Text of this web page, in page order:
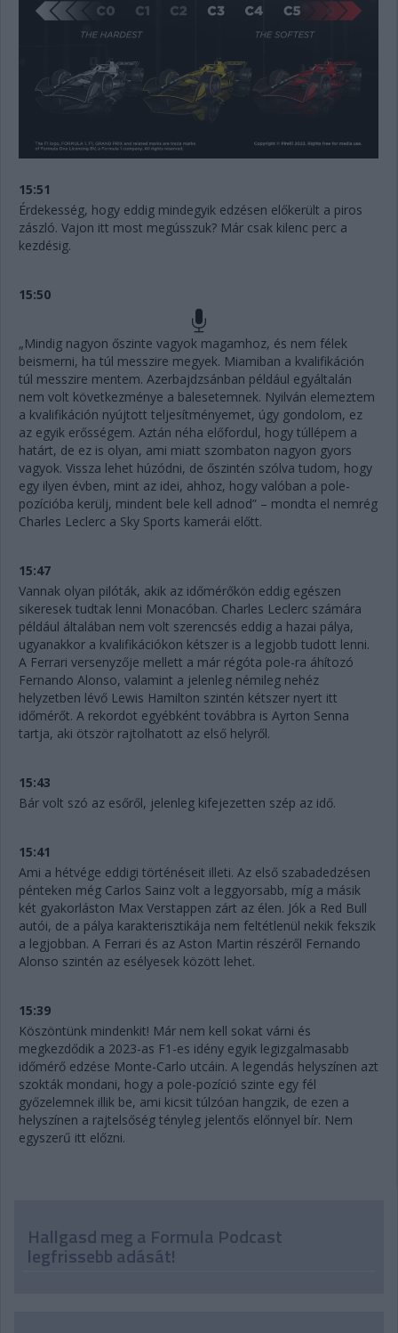
15:51
Érdekesség, hogy eddig mindegyik edzésen előkerült a piros
zászló. Vajon itt most megússzuk? Már csak kilenc perc a
kezdésig.
15:50
„Mindig nagyon őszinte vagyok magamhoz, és nem félek
beismerni, ha túl messzire megyek. Miamiban a kvalifikáción
túl messzire mentem. Azerbajdzsánban például egyáltalán
nem volt következménye a balesetemnek. Nyilván elemeztem
a kvalifikáción nyújtott teljesítményemet, úgy gondolom, ez
az egyik erősségem. Aztán néha előfordul, hogy túllépem a
határt, de ez is olyan, ami miatt szombaton nagyon gyors
vagyok. Vissza lehet húzódni, de őszintén szólva tudom, hogy
egy ilyen évben, mint az idei, ahhoz, hogy valóban a pole-
pozícióba kerülj, mindent bele kell adnod” – mondta el nemrég
Charles Leclerc a Sky Sports kamerái előtt.
15:47
Vannak olyan pilóták, akik az időmérőkön eddig egészen
sikeresek tudtak lenni Monacóban. Charles Leclerc számára
például általában nem volt szerencsés eddig a hazai pálya,
ugyanakkor a kvalifikációkon kétszer is a legjobb tudott lenni.
A Ferrari versenyzője mellett a már régóta pole-ra áhítozó
Fernando Alonso, valamint a jelenleg némileg nehéz
helyzetben lévő Lewis Hamilton szintén kétszer nyert itt
időmérőt. A rekordot egyébként továbbra is Ayrton Senna
tartja, aki ötször rajtolhatott az első helyről.
15:43
Bár volt szó az esőről, jelenleg kifejezetten szép az idő.
15:41
Ami a hétvége eddigi történéseit illeti. Az első szabadedzésen
pénteken még Carlos Sainz volt a leggyorsabb, míg a másik
két gyakorláston Max Verstappen zárt az élen. Jók a Red Bull
autói, de a pálya karakterisztikája nem feltétlenül nekik fekszik
a legjobban. A Ferrari és az Aston Martin részéről Fernando
Alonso szintén az esélyesek között lehet.
15:39
Köszöntünk mindenkit! Már nem kell sokat várni és
megkezdődik a 2023-as F1-es idény egyik legizgalmasabb
időmérő edzése Monte-Carlo utcáin. A legendás helyszínen azt
szokták mondani, hogy a pole-pozíció szinte egy fél
győzelemnek illik be, ami kicsit túlzóan hangzik, de ezen a
helyszínen a rajtelsőség tényleg jelentős előnnyel bír. Nem
egyszerű itt előzni.
Hallgasd meg a Formula Podcast
legfrissebb adását!